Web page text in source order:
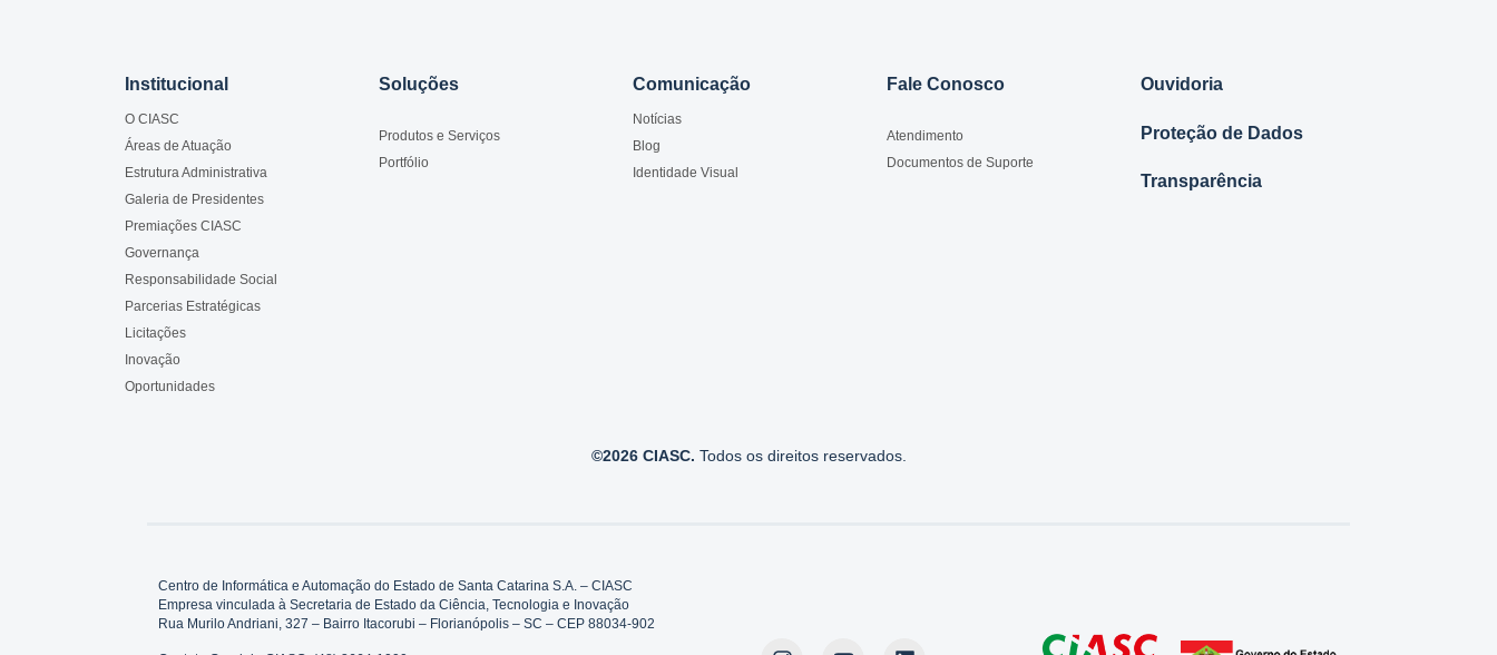
Institucional
O CIASC
Áreas de Atuação
Estrutura Administrativa
Galeria de Presidentes
Premiações CIASC
Governança
Responsabilidade Social
Parcerias Estratégicas
Licitações
Inovação
Oportunidades
Soluções
Produtos e Serviços
Portfólio
Comunicação
Notícias
Blog
Identidade Visual
Fale Conosco
Atendimento
Documentos de Suporte
Ouvidoria
Proteção de Dados
Transparência
©2026 CIASC. Todos os direitos reservados.
Centro de Informática e Automação do Estado de Santa Catarina S.A. – CIASC
Empresa vinculada à Secretaria de Estado da Ciência, Tecnologia e Inovação
Rua Murilo Andriani, 327 – Bairro Itacorubi – Florianópolis – SC – CEP 88034-902